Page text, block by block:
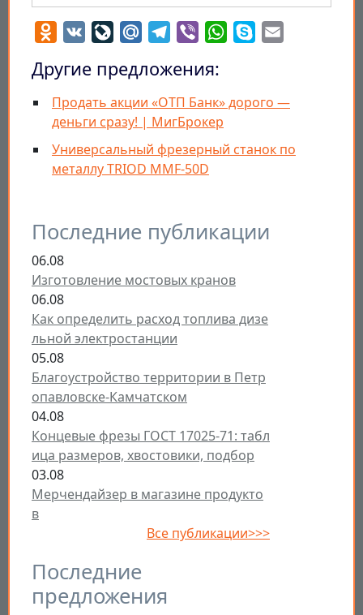
Последние публикации
06.08
Изготовление мостовых кранов
06.08
Как определить расход топлива дизе
льной электростанции
05.08
Благоустройство территории в Петр
опавловске-Камчатском
04.08
Концевые фрезы ГОСТ 17025-71: табл
ица размеров, хвостовики, подбор
03.08
Мерчендайзер в магазине продукто
в
Все публикации>>>
Последние
предложения
Odnoklassniki
VK LiveJournal
Mail.RuTelegram
Viber WhatsApp
Skype
Другие предложения:
Продать акции «ОТП Банк» дорого —
деньги сразу! | МигБрокер
Универсальный фрезерный станок по
металлу TRIOD MMF-50D